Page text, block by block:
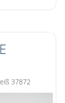
37872